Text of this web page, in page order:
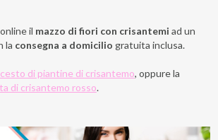
il mazzo di fiori con crisantemi ad un
la consegna a domicilio gratuita inclusa.
cesto di piantine di crisantemo, oppure la
di crisantemo rosso.